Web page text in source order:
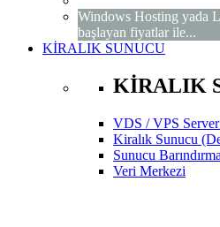
Windows Hosting yada
başlayan fiyatlar ile...
KİRALIK SUNUCU
KİRALIK
VDS / VPS
Kiralık Sunucu
Sunucu
Veri Merkezi